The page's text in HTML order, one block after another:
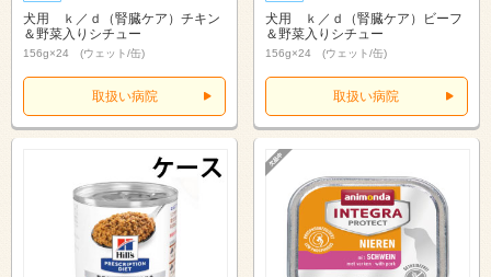
犬用 ｋ／ｄ（腎臓ケア）チキン
＆野菜入りシチュー
156g×24 (ウェット/缶)
取扱い病院
犬用 ｋ／ｄ（腎臓ケア）ビーフ
＆野菜入りシチュー
156g×24 (ウェット/缶)
取扱い病院